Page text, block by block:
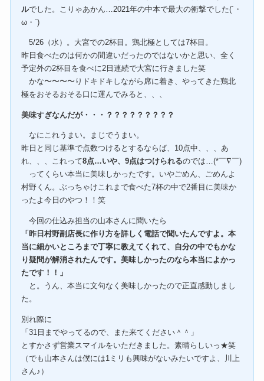
ルでした。こりゃあかん…2021年の中本で最大の衝撃でした(´・
ω・`)
5/26（水）。大宮での2杯目。鶏北極としては7杯目。
昨日食べたのは何かの間違いだったのではないかと思い、全く
予定外の2杯目を食べに2日連続で大宮に行きました笑
かな〜〜〜〜りドキドキしながら席に着き、やってきた鶏北
極をおそるおそる口に運んでみると、、、
美味すぎなんだが・・・？？？？？？？？？
なにこれうまい。まじでうまい。
昨日と同じ基準で点数つけるとするならば、10点中、、、あ
れ、、、これって8点…いや、9点はつけられるのでは…(*￣∇￣)
ってくらい本当に美味しかったです。いやごめん、ごめんよ
村野くん。ぶっちゃけこれまで食べた7杯の中で2番目に美味か
ったよ今日のやつ！！笑
今回の仕込み担当の山本さんに聞いたら
「昨日村野副店長に作り方を詳しく電話で聞いたんですよ。本
当に細かいところまで丁寧に教えてくれて、自分の中でもかな
り疑問が解消されたんです。美味しかったのなら本当によかっ
たです！！」
と。うん、本当に文句なく美味しかったので正直感動しまし
た。
別れ際に
「31日までやってるので、また来てください＾＾」
とすかさず営業スマイルをいただきました。素晴らしいっ★笑
（でも山本さんは僕には1ミリも興味がないみたいですよ、川上
さん♪）